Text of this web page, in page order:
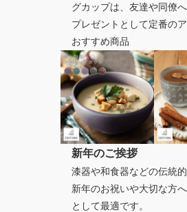
グカップは、友達や同僚
プレゼントとして定番のア
おすすめ商品
新年のご挨拶
漆器や和食器などの伝統的
新年のお祝いや大切な方
として最適です。